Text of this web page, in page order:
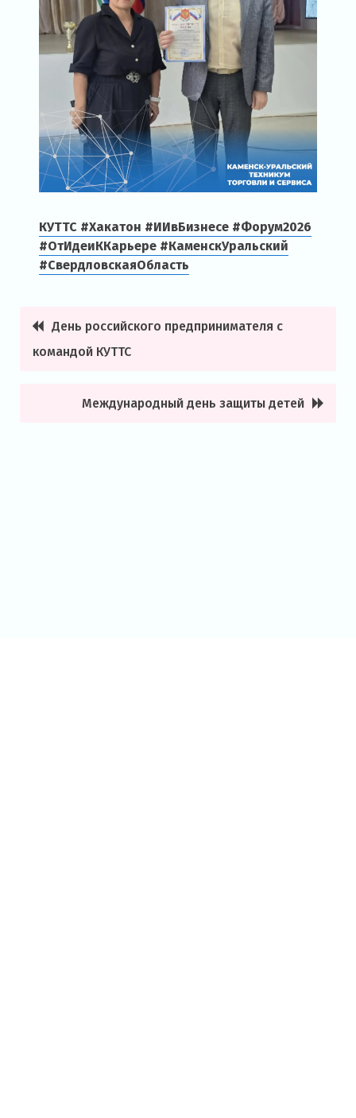
КУТТС #Хакатон #ИИвБизнесе #Форум2026
#ОтИдеиККарьере #КаменскУральский
#СвердловскаяОбласть
Навигация
по
День российского предпринимателя с
командой КУТТС
Международный день защиты детей